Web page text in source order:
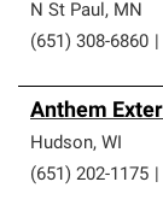
N St Paul, MN
(651) 308-6860
Anthem
Hudson, WI
(651) 202-1175